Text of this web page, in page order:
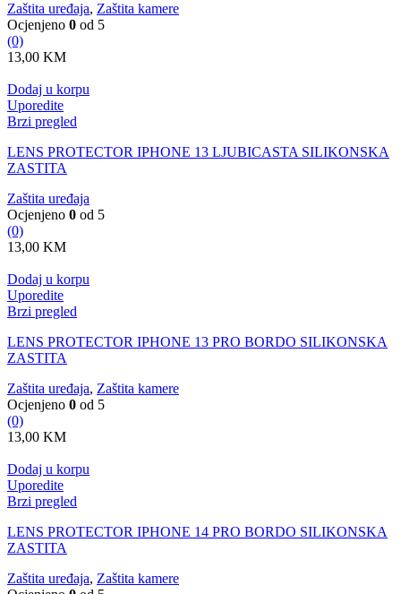
Zaštita uređaja, Zaštita kamere
Ocjenjeno 0 od 5
(0)
13,00 KM
Dodaj u korpu
Uporedite
Brzi pregled
LENS PROTECTOR IPHONE 13 LJUBICASTA SILIKONSKA
ZASTITA
Zaštita uređaja
Ocjenjeno 0 od 5
(0)
13,00 KM
Dodaj u korpu
Uporedite
Brzi pregled
LENS PROTECTOR IPHONE 13 PRO BORDO SILIKONSKA
ZASTITA
Zaštita uređaja, Zaštita kamere
Ocjenjeno 0 od 5
(0)
13,00 KM
Dodaj u korpu
Uporedite
Brzi pregled
LENS PROTECTOR IPHONE 14 PRO BORDO SILIKONSKA
ZASTITA
Zaštita uređaja, Zaštita kamere